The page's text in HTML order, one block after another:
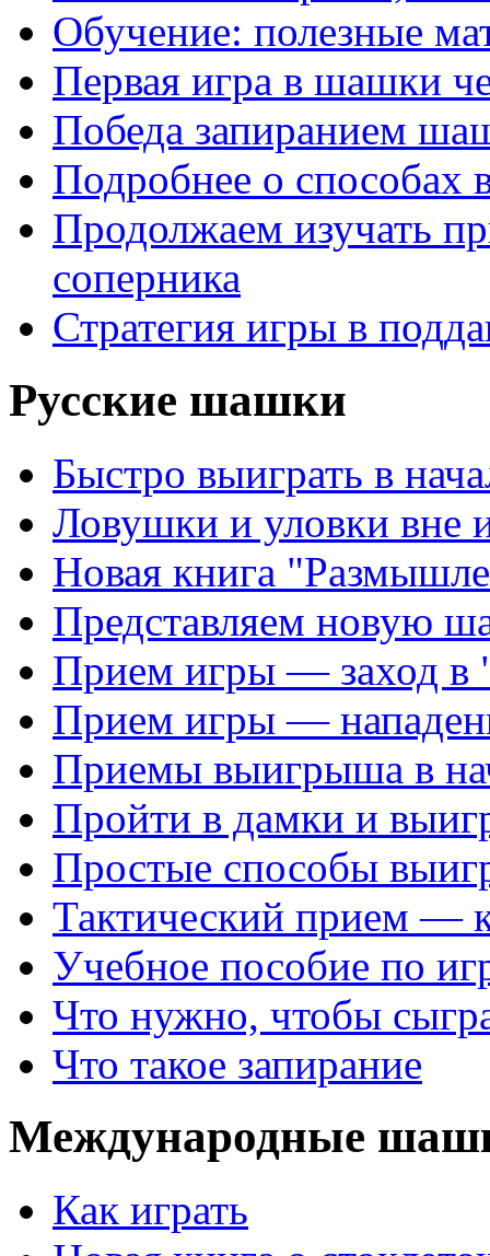
Обучение: полезные
Первая игра в шашки
Победа запиранием
Подробнее о способах
Продолжаем изучать
соперника
Стратегия игры в
Русские шашки
Быстро выиграть в
Ловушки и уловки вне
Новая книга
Представляем новую
Прием игры — заход в
Прием игры —
Приемы выигрыша в
Пройти в дамки и
Простые способы
Тактический прием —
Учебное пособие по
Что нужно, чтобы
Что такое запирание
Международные
Как играть